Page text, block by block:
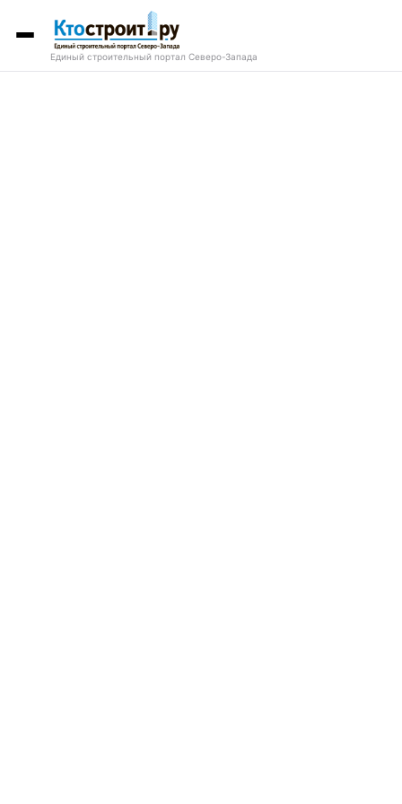
Единый строительный портал Северо-Запада